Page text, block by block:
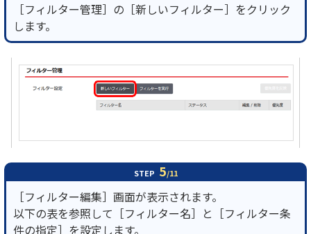
［フィルター管理］の［新しいフィルター］をクリック
します。
STEP 5/11
［フィルター編集］画面が表示されます。
以下の表を参照して［フィルター名］と［フィルター条
件の指定］を設定します。